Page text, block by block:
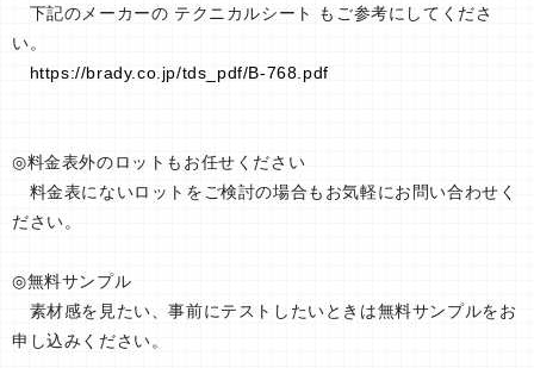
下記のメーカーの テクニカルシート もご参考にしてくださ
い。
https://brady.co.jp/tds_pdf/B-768.pdf
◎料金表外のロットもお任せください
料金表にないロットをご検討の場合もお気軽にお問い合わせく
ださい。
◎無料サンプル
素材感を見たい、事前にテストしたいときは無料サンプルをお
申し込みください。